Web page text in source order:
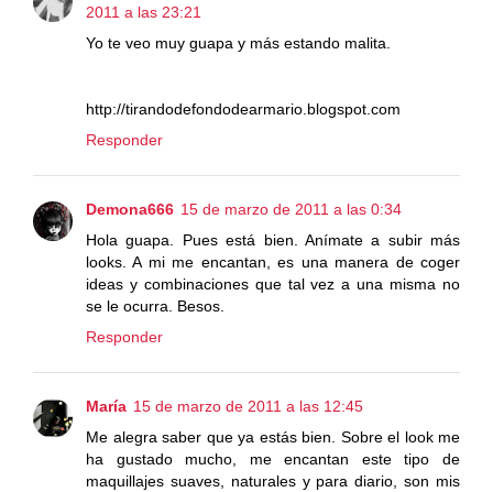
2011 a las 23:21
Yo te veo muy guapa y más estando malita.
http://tirandodefondodearmario.blogspot.com
Responder
Demona666 15 de marzo de 2011 a las 0:34
Hola guapa. Pues está bien. Anímate a subir más
looks. A mi me encantan, es una manera de coger
ideas y combinaciones que tal vez a una misma no
se le ocurra. Besos.
Responder
María 15 de marzo de 2011 a las 12:45
Me alegra saber que ya estás bien. Sobre el look me
ha gustado mucho, me encantan este tipo de
maquillajes suaves, naturales y para diario, son mis